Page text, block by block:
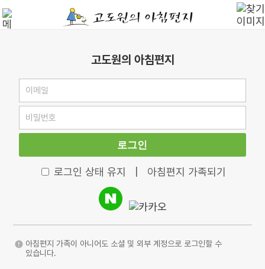
고도원의 아침편지
로그인
로그인 상태 유지 아침편지 가족되기
아침편지 가족이 아니어도 소셜 및 외부 계정으로 로그인할 수
있습니다.